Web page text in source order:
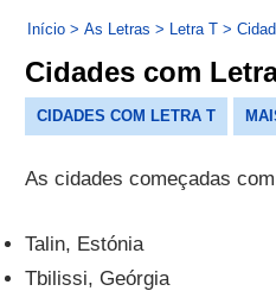
Início > As Letras > Letra T >
Cidades com
CIDADES COM LETRA T
As cidades começadas
Talin, Estónia
Tbilissi, Geórgia